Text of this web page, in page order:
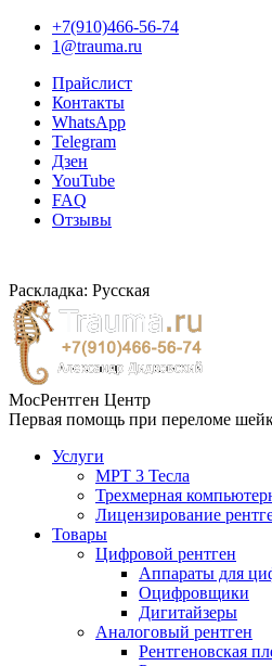
+7(910)466-56-74
1@trauma.ru
Прайслист
Контакты
WhatsApp
Telegram
Дзен
YouTube
FAQ
Отзывы
Раскладка: Русская
МосРентген Центр
Первая помощь при переломе
Услуги
МРТ 3 Тесла
Трехмерная
Лицензирование
Товары
Цифровой рентген
Аппараты для
Оцифровщики
Дигитайзеры
Аналоговый рентген
Рентгеновская